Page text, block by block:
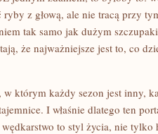
ryby z głową, ale nie tracą przy
tak samo jak dużym
że najważniejsze jest to, co
którym każdy sezon jest inny,
I właśnie dlatego ten
to styl życia, nie tylko